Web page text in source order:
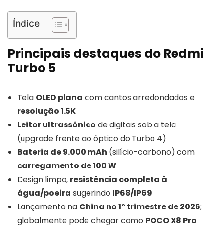
Índice
Principais destaques do Redmi
Turbo 5
Tela OLED plana com cantos arredondados e
resolução 1.5K
Leitor ultrassônico de digitais sob a tela
(upgrade frente ao óptico do Turbo 4)
Bateria de 9.000 mAh (silício-carbono) com
carregamento de 100 W
Design limpo, resistência completa à
água/poeira sugerindo IP68/IP69
Lançamento na China no 1º trimestre de 2026;
globalmente pode chegar como POCO X8 Pro